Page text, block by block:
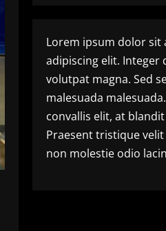
Lorem ipsum dolor sit
adipiscing elit. Integer
volutpat magna. Sed
malesuada
convallis elit, at
Praesent tristique
non molestie odio